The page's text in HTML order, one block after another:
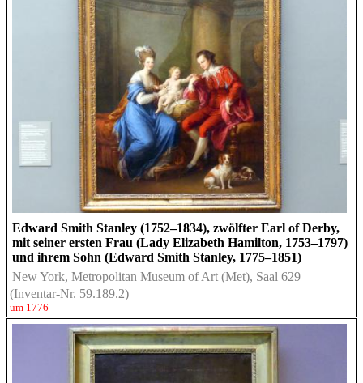
Edward Smith Stanley (1752–1834), zwölfter Earl of Derby,
mit seiner ersten Frau (Lady Elizabeth Hamilton, 1753–1797)
und ihrem Sohn (Edward Smith Stanley, 1775–1851)
New York, Metropolitan Museum of Art (Met), Saal 629
(Inventar-Nr. 59.189.2)
um 1776